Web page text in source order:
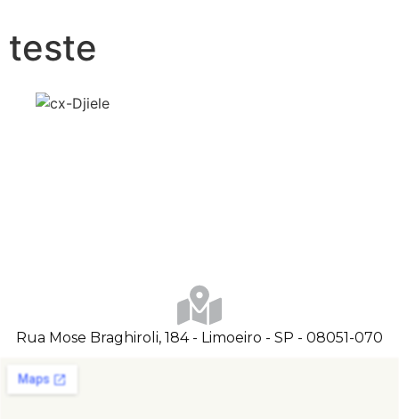
teste
Rua Mose Braghiroli, 184 - Limoeiro - SP - 08051-070